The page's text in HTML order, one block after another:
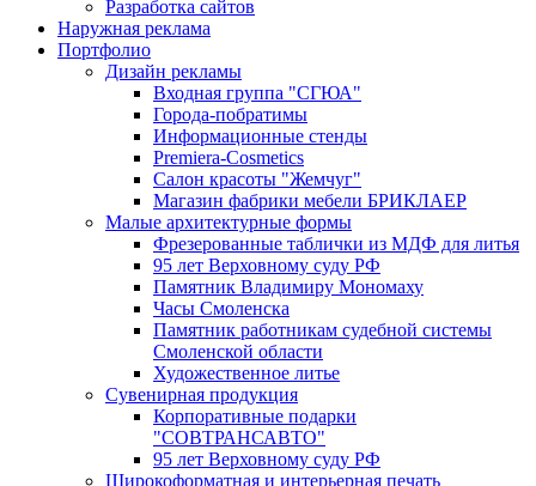
Разработка сайтов
Наружная реклама
Портфолио
Дизайн рекламы
Входная группа "СГЮА"
Города-побратимы
Информационные стенды
Premiera-Cosmetics
Салон красоты "Жемчуг"
Магазин фабрики мебели БРИКЛАЕР
Малые архитектурные формы
Фрезерованные таблички из МДФ для литья
95 лет Верховному суду РФ
Памятник Владимиру Мономаху
Часы Смоленска
Памятник работникам судебной системы
Смоленской области
Художественное литье
Сувенирная продукция
Корпоративные подарки
"СОВТРАНСАВТО"
95 лет Верховному суду РФ
Широкоформатная и интерьерная печать